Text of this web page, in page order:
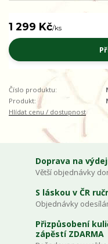
1 299 Kč/ks
Číslo produktu:
Produkt:
Hlídat cenu / dostupnost
Doprava na
Větší objednávky
S láskou v ČR
Objednávky
Přizpůsobení
zápěstí ZDARMA